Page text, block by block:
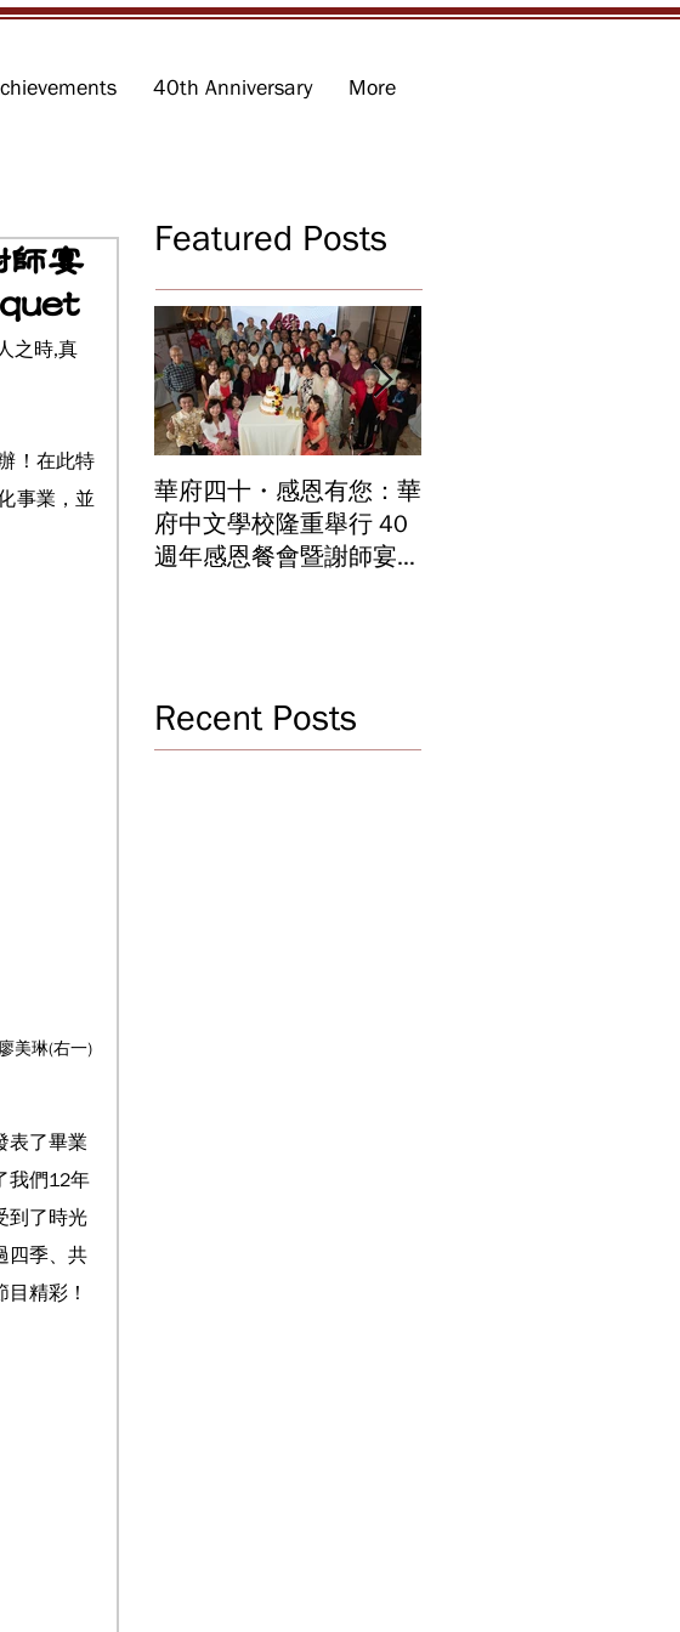
40th Anniversary More
宴
之時,真
！在此特
事業，並
美琳(右一)
表了畢業
我們12年
到了時光
四季、共
精彩！
Featured Posts
華府四十・感恩有您：華
府中文學校隆重舉行 40
週年感恩餐會暨謝師宴
Recent Posts